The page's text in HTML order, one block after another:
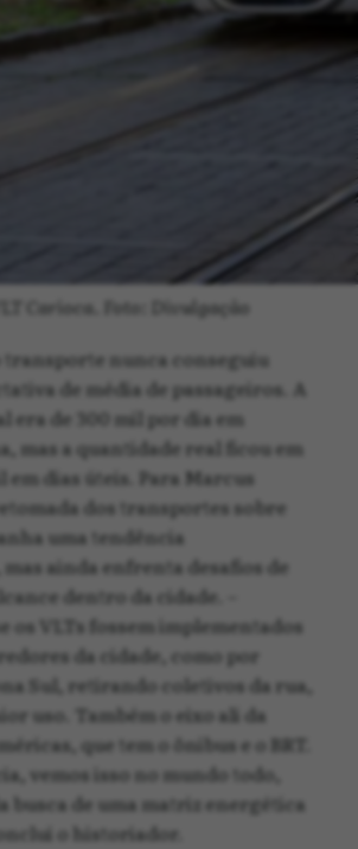
Carioca. Foto: Divulgação
transporte nunca conseguiu
de média de passageiros. A
era de 300 mil por dia em
mas a quantidade real ficou em
em dias úteis. Para Marcus
dos transportes sobre
uma tendência
ainda enfrenta desafios de
dentro da cidade. –
os VLTs fossem implementados
da cidade, como por
Sul, retirando coletivos da rua,
uso. Também o eixo ali da
que tem o ônibus e o BRT.
vemos isso no mundo todo,
busca de uma matriz energética
o historiador.